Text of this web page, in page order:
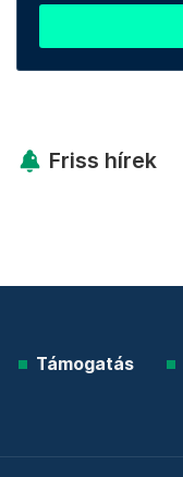
Friss hírek
Támogatás